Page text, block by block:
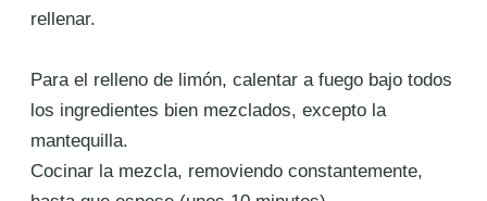
rellenar.
Para el relleno de limón, calentar a fuego bajo todos
los ingredientes bien mezclados, excepto la
mantequilla.
Cocinar la mezcla, removiendo constantemente,